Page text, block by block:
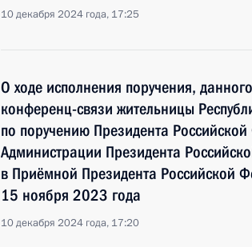
10 декабря 2024 года, 17:25
О ходе исполнения поручения,
конференц-связи жительницы
по поручению Президента
Администрации Президента
в Приёмной Президента Российской
15 ноября 2023 года
10 декабря 2024 года, 17:20